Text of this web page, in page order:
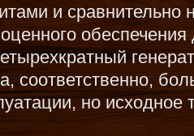
и
обеспечения
соответственно,
но